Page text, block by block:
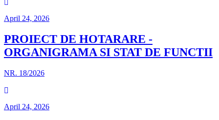
April 24, 2026
PROIECT DE HOTARARE -
ORGANIGRAMA SI STAT DE FUNCTII
NR. 18/2026
April 24, 2026